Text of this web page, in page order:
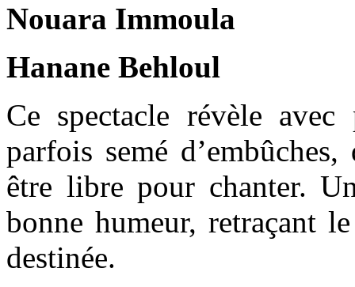
Nouara Immoula
Hanane Behloul
Ce spectacle révèle
parfois semé
être libre pour chanter.
bonne humeur, retraçant
destinée.